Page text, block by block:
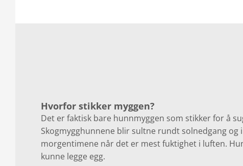
Hvorfor stikker myggen?
Det er faktisk bare hunnmyggen som stikker for å
Skogmygghunnene blir sultne rundt solnedgang og
morgentimene når det er mest fuktighet i luften.
kunne legge egg.